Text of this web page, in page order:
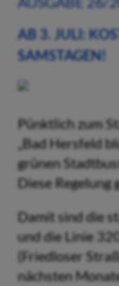
AB 3. JULI:
SAMSTAGEN!
Pünktlich zum
„Bad Hersfeld
grünen
Diese Regelung
Damit sind die
und die Linie
(Friedloser
nächsten